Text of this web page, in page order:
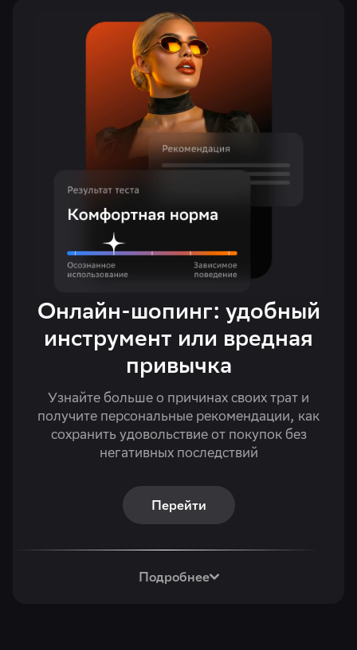
рекомендации для дальнейшего
развития
Тест состоит из 8 вопросов разного
уровня сложности
Онлайн-шопинг: удобный
инструмент или вредная
привычка
Узнайте больше о причинах своих трат и
получите персональные рекомендации, как
сохранить удовольствие от покупок без
негативных последствий
Перейти
Подробнее